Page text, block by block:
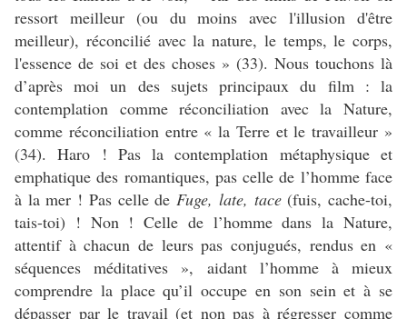
ressort meilleur (ou du moins avec l'illusion d'être
meilleur), réconcilié avec la nature, le temps, le corps,
l'essence de soi et des choses » (33). Nous touchons là
d’après moi un des sujets principaux du film : la
contemplation comme réconciliation avec la Nature,
comme réconciliation entre « la Terre et le travailleur »
(34). Haro ! Pas la contemplation métaphysique et
emphatique des romantiques, pas celle de l’homme face
à la mer ! Pas celle deFuge, late, tace(fuis, cache-toi,
tais-toi) ! Non ! Celle de l’homme dans la Nature,
attentif à chacun de leurs pas conjugués, rendus en «
séquences méditatives », aidant l’homme à mieux
comprendre la place qu’il occupe en son sein et à se
dépasser par le travail (et non pas à régresser comme